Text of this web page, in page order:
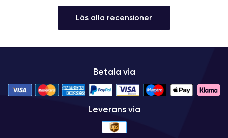
Läs alla recensioner
Betala via
Leverans via